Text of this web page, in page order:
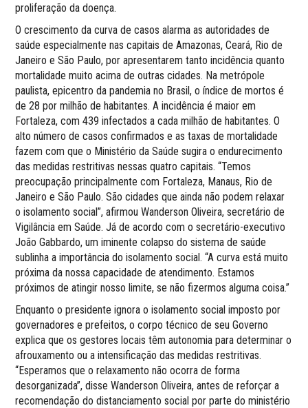
proliferação da doença.
O crescimento da curva de casos alarma as autoridades de
saúde especialmente nas capitais de Amazonas, Ceará, Rio de
Janeiro e São Paulo, por apresentarem tanto incidência quanto
mortalidade muito acima de outras cidades. Na metrópole
paulista, epicentro da pandemia no Brasil, o índice de mortos é
de 28 por milhão de habitantes. A incidência é maior em
Fortaleza, com 439 infectados a cada milhão de habitantes. O
alto número de casos confirmados e as taxas de mortalidade
fazem com que o Ministério da Saúde sugira o endurecimento
das medidas restritivas nessas quatro capitais. “Temos
preocupação principalmente com Fortaleza, Manaus, Rio de
Janeiro e São Paulo. São cidades que ainda não podem relaxar
o isolamento social”, afirmou Wanderson Oliveira, secretário de
Vigilância em Saúde. Já de acordo com o secretário-executivo
João Gabbardo, um iminente colapso do sistema de saúde
sublinha a importância do isolamento social. “A curva está muito
próxima da nossa capacidade de atendimento. Estamos
próximos de atingir nosso limite, se não fizermos alguma coisa.”
Enquanto o presidente ignora o isolamento social imposto por
governadores e prefeitos, o corpo técnico de seu Governo
explica que os gestores locais têm autonomia para determinar o
afrouxamento ou a intensificação das medidas restritivas.
“Esperamos que o relaxamento não ocorra de forma
desorganizada”, disse Wanderson Oliveira, antes de reforçar a
recomendação do distanciamento social por parte do ministério